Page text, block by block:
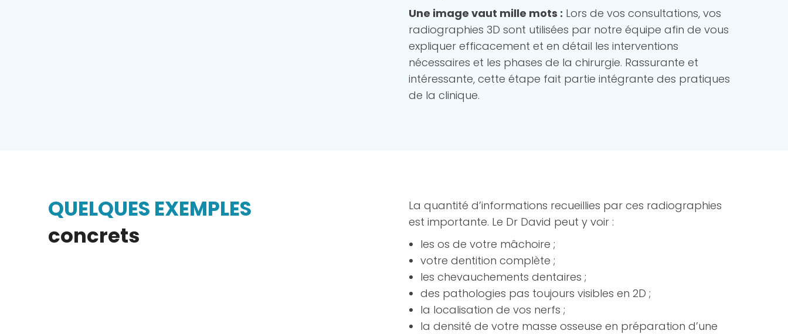
Une image vaut mille mots : Lors de vos consultations, vos
radiographies 3D sont utilisées par notre équipe afin de vous
expliquer efficacement et en détail les interventions
nécessaires et les phases de la chirurgie. Rassurante et
intéressante, cette étape fait partie intégrante des pratiques
de la clinique.
QUELQUES EXEMPLES
concrets
La quantité d’informations recueillies par ces radiographies
est importante. Le Dr David peut y voir :
les os de votre mâchoire ;
votre dentition complète ;
les chevauchements dentaires ;
des pathologies pas toujours visibles en 2D ;
la localisation de vos nerfs ;
la densité de votre masse osseuse en préparation d’une